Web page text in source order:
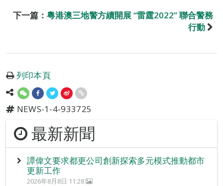
下一篇： 粵港澳三地警方續開展 “雷霆2022” 聯合警務
行動
列印本頁
NEWS-1-4-933725
最新新聞
譚偉文要求都更公司創新探索多元模式推動都市
更新工作
2026年8月8日 11:28